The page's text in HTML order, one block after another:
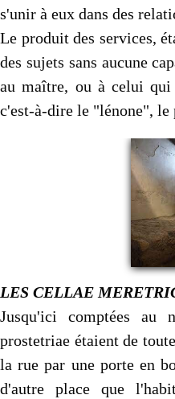
s'unir à eux dans des
Le produit des services,
des sujets sans aucune
au maître, ou à celui qui
c'est-à-dire le "lénone", le
LES CELLAE
Jusqu'ici comptées au
prostetriae étaient de
la rue par une porte en
d'autre place que